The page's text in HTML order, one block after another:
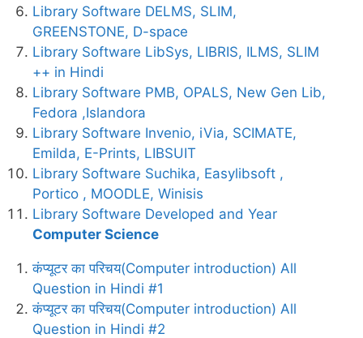
Library Software DELMS, SLIM,
GREENSTONE, D-space
Library Software LibSys, LIBRIS, ILMS, SLIM
++ in Hindi
Library Software PMB, OPALS, New Gen Lib,
Fedora ,Islandora
Library Software Invenio, iVia, SCIMATE,
Emilda, E-Prints, LIBSUIT
Library Software Suchika, Easylibsoft ,
Portico , MOODLE, Winisis
Library Software Developed and Year
Computer Science
कंप्यूटर का परिचय(Computer introduction) All
Question in Hindi #1
कंप्यूटर का परिचय(Computer introduction) All
Question in Hindi #2